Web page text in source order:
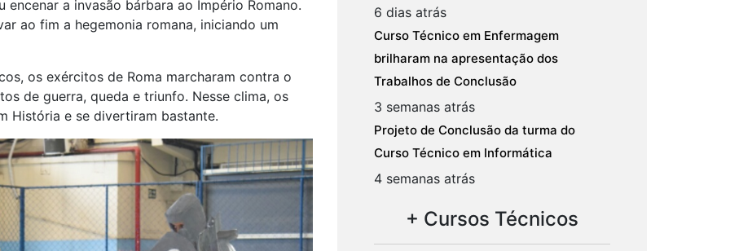
a invasão bárbara ao Império Romano.
ao fim a hegemonia romana, iniciando um
os exércitos de Roma marcharam contra o
de guerra, queda e triunfo. Nesse clima, os
História e se divertiram bastante.
6 dias atrás
Curso Técnico em Enfermagem
brilharam na apresentação dos
Trabalhos de Conclusão
3 semanas atrás
Projeto de Conclusão da turma do
Curso Técnico em Informática
4 semanas atrás
+ Cursos Técnicos